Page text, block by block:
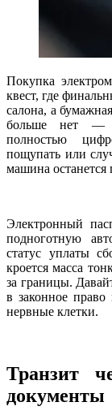
Покупка
квест, где
салона, а
больше нет —
полностью
пощупать или
машина останется
Электронный
подноготную
статус уплаты
кроется масса
за границы.
в законное
нервные клетки.
Транзит
документы